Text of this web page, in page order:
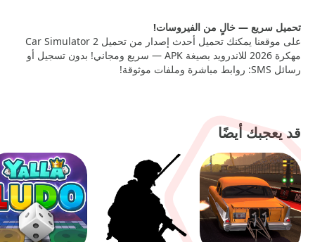
تحميل سريع — خالٍ من الفيروسات!
على موقعنا يمكنك تحميل أحدث إصدار من تحميل Car Simulator 2
مهكرة 2026 للاندرويد بصيغة APK — سريع ومجاني! بدون تسجيل أو
رسائل SMS: روابط مباشرة وملفات موثوقة!
قد يعجبك أيضًا